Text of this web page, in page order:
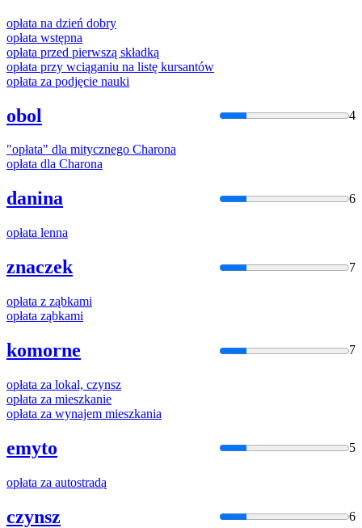
opłata na dzień dobry
opłata wstępna
opłata przed pierwszą składką
opłata przy wciąganiu na listę kursantów
opłata za podjęcie nauki
obol 4
"opłata" dla mitycznego Charona
opłata dla Charona
danina 6
opłata lenna
znaczek 7
opłata z ząbkami
opłata ząbkami
komorne 7
opłata za lokal, czynsz
opłata za mieszkanie
opłata za wynajem mieszkania
emyto 5
opłata za autostradą
czynsz 6